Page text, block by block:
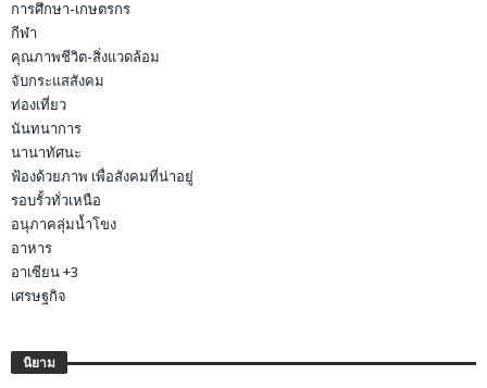
การศึกษา-เกษตรกร
กีฬา
คุณภาพชีวิต-สิ่งแวดล้อม
จับกระแสสังคม
ท่องเที่ยว
นันทนาการ
นานาทัศนะ
ฟ้องด้วยภาพ เพื่อสังคมที่น่าอยู่
รอบรั้วทั่วเหนือ
อนุภาคลุ่มน้ำโขง
อาหาร
อาเซียน +3
เศรษฐกิจ
นิยาม